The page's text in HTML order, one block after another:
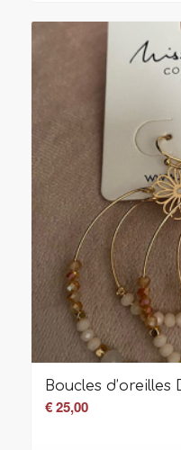
Boucles d’oreilles
€25,00